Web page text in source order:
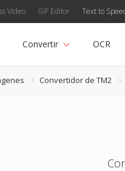
Video GIF Editor Text to
Convertir OCR
Convertidor de TM2